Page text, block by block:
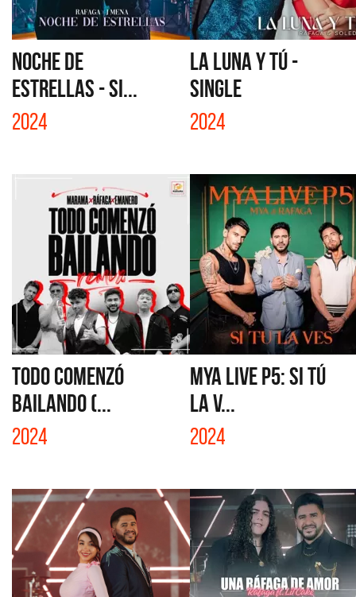
NOCHE DE
ESTRELLAS - SI...
2024
LA LUNA Y TÚ -
SINGLE
2024
TODO COMENZÓ
BAILANDO (...
2024
MYA LIVE P5: SI TÚ
LA V...
2024